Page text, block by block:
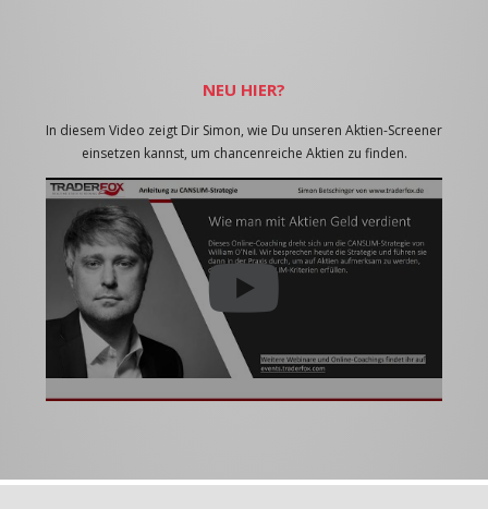
NEU HIER?
In diesem Video zeigt Dir Simon, wie Du unseren Aktien-Screener
einsetzen kannst, um chancenreiche Aktien zu finden.